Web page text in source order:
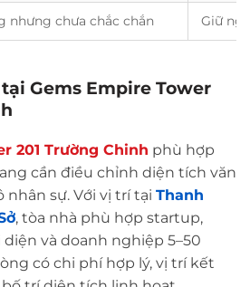
nhưng chưa chắc chắn Giữ
Gems Empire Tower
201 Trường Chinh phù hợp
cần điều chỉnh diện tích văn
sự. Với vị trí tại Thanh
, tòa nhà phù hợp startup,
diện và doanh nghiệp 5–50
có chi phí hợp lý, vị trí kết